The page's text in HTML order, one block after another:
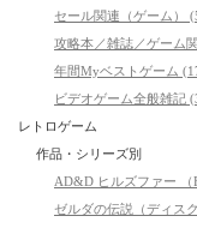
セール関連（ゲーム）
攻略本／雑誌／ゲーム
年間Myベストゲーム
ビデオゲーム全般雑記
レトロゲーム
作品・シリーズ別
AD&D ヒルズファー （
ゼルダの伝説（ディス